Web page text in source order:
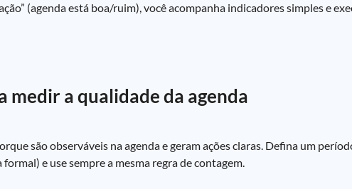
(agenda está boa/ruim), você acompanha indicadores simples e
medir a qualidade da agenda
são observáveis na agenda e geram ações claras. Defina um
e use sempre a mesma regra de contagem.